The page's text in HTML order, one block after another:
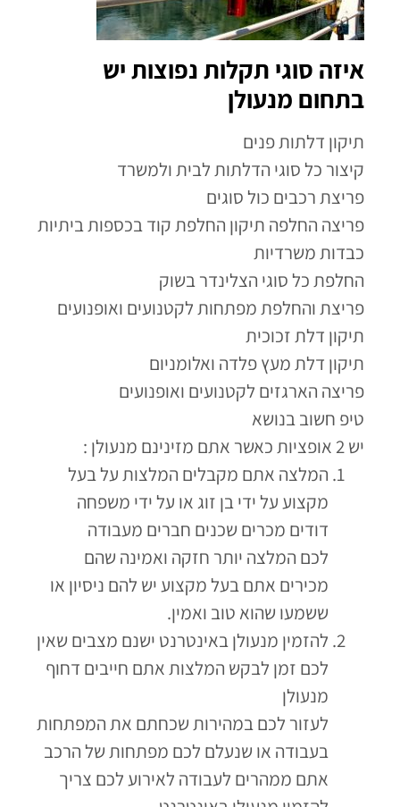
איזה סוגי תקלות נפוצות יש
בתחום מנעולן
תיקון דלתות פנים
קיצור כל סוגי הדלתות לבית ולמשרד
פריצת רכבים כול סוגים
פריצה החלפה תיקון החלפת קוד בכספות ביתיות
כבדות משרדיות
החלפת כל סוגי הצלינדר בשוק
פריצת והחלפת מפתחות לקטנועים ואופנועים
תיקון דלת זכוכית
תיקון דלת מעץ פלדה ואלומניום
פריצה הארגזים לקטנועים ואופנועים
טיפ חשוב בנושא
יש 2 אופציות כאשר אתם מזינינם מנעולן :
המלצה אתם מקבלים המלצות על בעל
מקצוע על ידי בן זוג או על ידי משפחה
דודים מכרים שכנים חברים מעבודה
לכם המלצה יותר חזקה ואמינה שהם
מכירים אתם בעל מקצוע יש להם ניסיון או
ששמעו שהוא טוב ואמין.
להזמין מנעולן באינטרנט ישנם מצבים שאין
לכם זמן לבקש המלצות אתם חייבים דחוף
מנעולן
לעזור לכם במהירות שכחתם את המפתחות
בעבודה או שנעלם לכם מפתחות של הרכב
אתם ממהרים לעבודה לאירוע לכם צריך